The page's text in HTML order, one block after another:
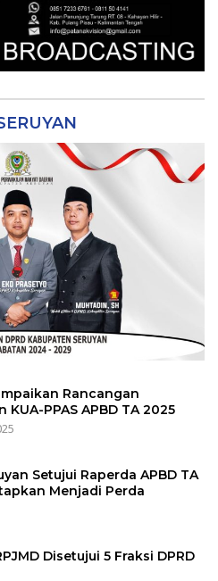
Rancangan
KUA-PPAS APBD TA 2025
Setujui Raperda APBD TA
Menjadi Perda
Disetujui 5 Fraksi DPRD